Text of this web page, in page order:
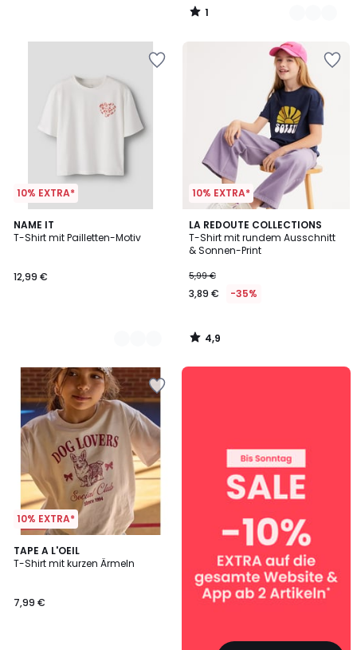
1
/
10% EXTRA*
NAME IT
T-Shirt mit Pailletten-Motiv
12,99 €
2
Farben
10% EXTRA*
LA REDOUTE COLLECTIONS
T-Shirt mit rundem Ausschnitt
& Sonnen-Print
5,99 €
3,89 € -35%
4,9
/ 5
4,9
/
10% EXTRA*
TAPE A L'OEIL
T-Shirt mit kurzen Ärmeln
7,99 €
SALE
Artikeln*